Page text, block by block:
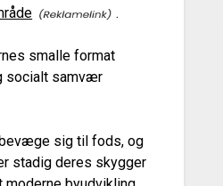
.
smalle format
socialt samvær
sig til fods, og
stadig deres skygger